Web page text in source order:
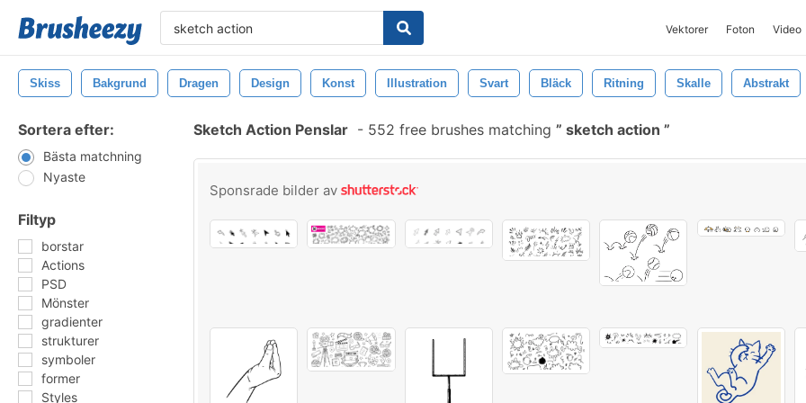
Vektorer Foton Video
Skiss Bakgrund Dragen Design Konst Illustration Svart Bläck Ritning Skalle Abstrakt
Sortera efter:
Bästa matchning
Nyaste
Filtyp
borstar
Actions
PSD
Mönster
gradienter
strukturer
symboler
former
Styles
Sketch Action Penslar - 552 free brushes matching sketch action
Sponsrade bilder av